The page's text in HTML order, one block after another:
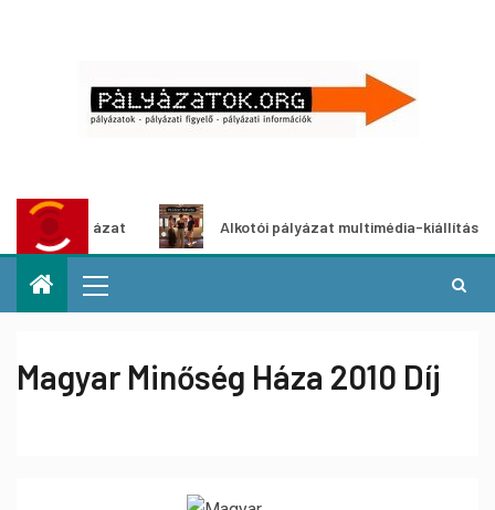
Alkotói pályázat multimédia-kiállításhoz
Magyar Minőség Háza 2010 Díj